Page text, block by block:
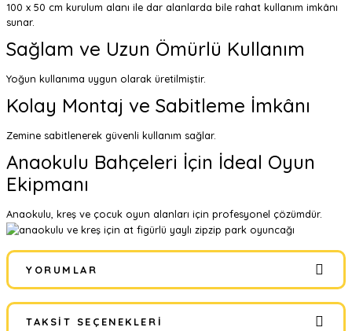
100 x 50 cm kurulum alanı ile dar alanlarda bile rahat kullanım imkânı
sunar.
Sağlam ve Uzun Ömürlü Kullanım
Yoğun kullanıma uygun olarak üretilmiştir.
Kolay Montaj ve Sabitleme İmkânı
Zemine sabitlenerek güvenli kullanım sağlar.
Anaokulu Bahçeleri İçin İdeal Oyun
Ekipmanı
Anaokulu, kreş ve çocuk oyun alanları için profesyonel çözümdür.
YORUMLAR
TAKSIT SEÇENEKLERI